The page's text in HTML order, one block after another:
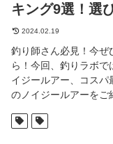
キング9選！選
2024.02.19
釣り師さん必見！今ぜ
ら！今回、釣りラボで
イジールアー、コス
のノイジールアーをご